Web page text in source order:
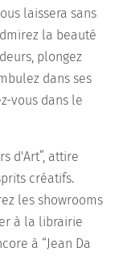
laissera sans
la beauté
plongez
dans ses
vous dans le
d'Art”, attire
créatifs.
les showrooms
à la librairie
à “Jean Da